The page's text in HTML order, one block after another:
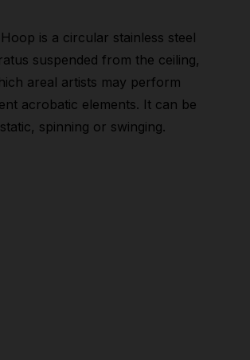
is a circular stainless steel
suspended from the ceiling,
areal artists may perform
acrobatic elements. It can be
spinning or swinging.